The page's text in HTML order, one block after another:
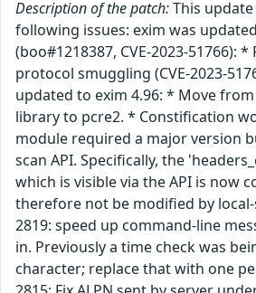
Description of the patch:This
following issues: exim was
(boo#1218387, CVE-2023-51766):
protocol smuggling (CVE-2023-
updated to exim 4.96: * Move
library to pcre2. * Constification
module required a major version
scan API. Specifically, the
which is visible via the API is now
therefore not be modified by
2819: speed up command-line
in. Previously a time check was
character; replace that with one